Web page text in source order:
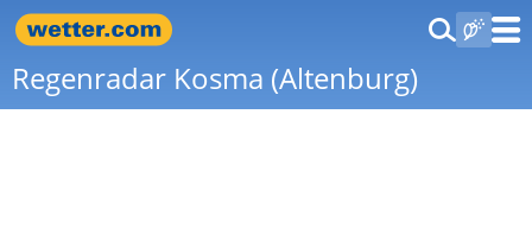
Regenradar Kosma (Altenburg)